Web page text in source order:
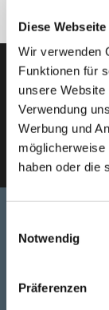
Diese
Wir verwenden
Funktionen für
unsere
Verwendung
Werbung und
haben oder die
Notwendig
Präferenzen
Der